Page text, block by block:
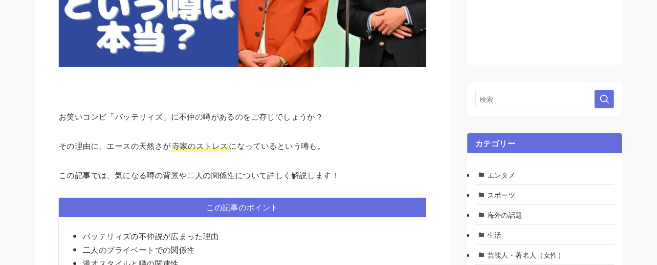
お笑いコンビ「バッテリィズ」に不仲の噂があるのをご存じでしょうか？
その理由に、エースの天然さが寺家のストレスになっているという噂も。
この記事では、気になる噂の背景や二人の関係性について詳しく解説します！
この記事のポイント
バッテリィズの不仲説が広まった理由
二人のプライベートでの関係性
カテゴリー
エンタメ
スポーツ
海外の話題
生活
芸能人・著名人（女性）